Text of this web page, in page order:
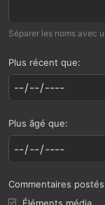
Séparer les noms avec
Plus récent que
Plus âgé que
Commentaires
Éléments média